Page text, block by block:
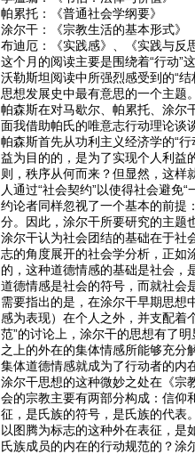
帕累托：《普通社会学纲要》
涂尔干：《宗教生活的基本形式》
布迪厄：《实践感》、《实践与反
这个月的阅读主要是围绕着“行动”
沃勒斯坦阅读中所强烈感受到的“
思想发展史中最有意思的一个主题
帕森斯在对马歇尔、帕累托、涂尔
面我借助帕氏的唯意志行动理论谈
帕森斯首先从功利主义经济学的“
益为目的的，是为了实现个人利益
则，秩序从何而来？但显然，这样
人通过“社会契约”以使得社会避免
约论者同样忽视了一个基本的前提
分。因此，涂尔干所要研究的主题
涂尔干认为社会团结的基础在于社
志的角度展开的社会学分析，正如
的，这种道德情感的基础是社会，
道德情感是社会的符号，而就社会
需要指出的是，在涂尔干早期思想
感为表现）在个人之外，并支配着
范”的讨论上，涂尔干的思想有了
之上的外在的集体情感所能够充分
集体道德情感就成为了行动者的内
涂尔干思想的这种微妙之处在《宗
会的宗教主要有两部分构成：信仰
征，是氏族的符号，是氏族的代表
以图腾为标志的这种外在表征，是
氏族成员的内在的行动规范的？涂